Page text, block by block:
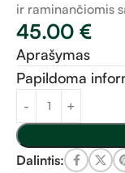
ir raminančiomis
45.00 €
Aprašymas
Papildoma
Dalintis: